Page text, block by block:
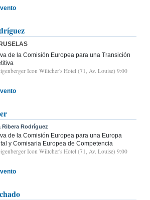
de la Comisión Europea para una Transición
Icon Wiltcher's Hotel (71, Av. Louise) 9:00
Ribera Rodríguez
de la Comisión Europea para una Europa
y Comisaria Europea de Competencia
Icon Wiltcher's Hotel (71, Av. Louise) 9:00